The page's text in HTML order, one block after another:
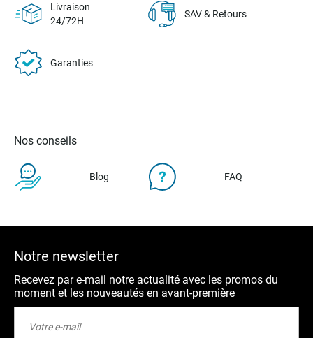
Livraison
24/72H
SAV & Retours
Garanties
Nos conseils
Blog FAQ
Notre newsletter
Recevez par e-mail notre actualité avec les promos du
moment et les nouveautés en avant-première